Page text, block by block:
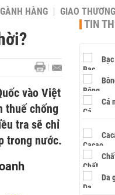
HÀNG GIAO THƯƠNG
vào Việt
thuế chống
tra sẽ chỉ
trong nước.
TIN
Bạc
Cá
Da